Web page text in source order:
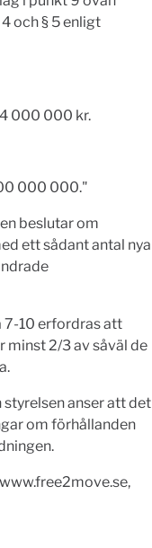
och § 5 enligt
000 000 kr.
000 000."
beslutar om
ett sådant antal nya
7-10 erfordras att
minst 2/3 av såväl de
styrelsen anser att det
om förhållanden